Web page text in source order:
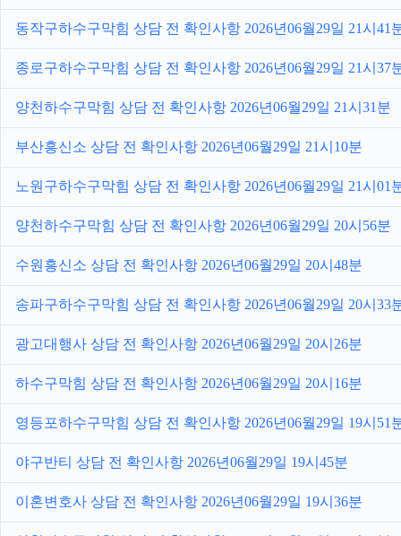
동작구하수구막힘 상담 전 확인사항 2026년06월29일 21시41
종로구하수구막힘 상담 전 확인사항 2026년06월29일 21시37
양천하수구막힘 상담 전 확인사항 2026년06월29일 21시31분
부산흥신소 상담 전 확인사항 2026년06월29일 21시10분
노원구하수구막힘 상담 전 확인사항 2026년06월29일 21시01
양천하수구막힘 상담 전 확인사항 2026년06월29일 20시56분
수원흥신소 상담 전 확인사항 2026년06월29일 20시48분
송파구하수구막힘 상담 전 확인사항 2026년06월29일 20시33
광고대행사 상담 전 확인사항 2026년06월29일 20시26분
하수구막힘 상담 전 확인사항 2026년06월29일 20시16분
영등포하수구막힘 상담 전 확인사항 2026년06월29일 19시51
야구반티 상담 전 확인사항 2026년06월29일 19시45분
이혼변호사 상담 전 확인사항 2026년06월29일 19시36분